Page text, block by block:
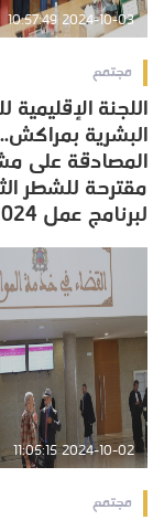
2024-10-03 10:57:49
مجتمع
اللجنة الإقليمية
البشرية بمراكش..
المصادقة على
مقترحة للشطر
لبرنامج عمل 2024
2024-10-02 11:05:15
مجتمع